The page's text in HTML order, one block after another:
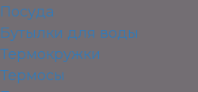
Посуда
Бутылки для воды
Термокружки
Термосы